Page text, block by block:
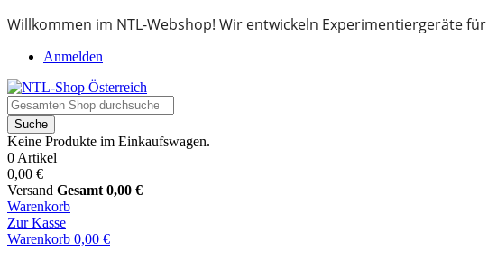
Willkommen im NTL-Webshop! Wir entwickeln Experimentiergeräte
Anmelden
Suche
Keine Produkte im Einkaufswagen.
0 Artikel
0,00 €
Versand Gesamt 0,00 €
Warenkorb
Zur Kasse
Warenkorb 0,00 €